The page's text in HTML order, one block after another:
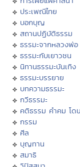
ประเพณีไทย
บอกบุญ
สถานปฏิบัติธรรม
ธรรมะจากหลวงพ่อ
ธรรมะกับเยาวชน
นิทานธรรมะบันเทิง
ธรรมะบรรยาย
บทความธรรมะ
กวีธรรมะ
คติธรรม คำคม โด
กรรม
ศีล
บุญทาน
สมาธิ